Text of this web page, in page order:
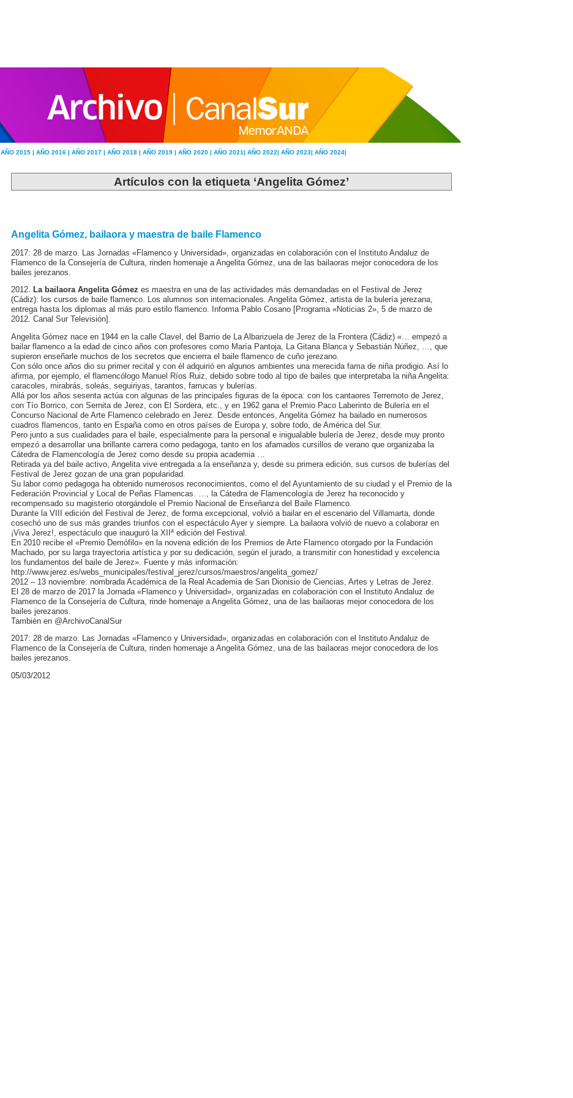
AÑO 2015 | AÑO 2016 | AÑO 2017 | AÑO 2018 | AÑO 2019 | AÑO 2020 | AÑO 2021| AÑO 2022| AÑO 2023| AÑO 2024|
Artículos con la etiqueta ‘Angelita Gómez’
Angelita Gómez, bailaora y maestra de baile Flamenco
2017: 28 de marzo. Las Jornadas «Flamenco y Universidad», organizadas en colaboración con el Instituto Andaluz de
Flamenco de la Consejería de Cultura, rinden homenaje a Angelita Gómez, una de las bailaoras mejor conocedora de los
bailes jerezanos.
2012. La bailaora Angelita Gómez es maestra en una de las actividades más demandadas en el Festival de Jerez
(Cádiz): los cursos de baile flamenco. Los alumnos son internacionales. Angelita Gómez, artista de la bulería jerezana,
entrega hasta los diplomas al más puro estilo flamenco. Informa Pablo Cosano [Programa «Noticias 2», 5 de marzo de
2012. Canal Sur Televisión].
Angelita Gómez nace en 1944 en la calle Clavel, del Barrio de La Albarizuela de Jerez de la Frontera (Cádiz) «… empezó a
bailar flamenco a la edad de cinco años con profesores como María Pantoja, La Gitana Blanca y Sebastián Núñez, …, que
supieron enseñarle muchos de los secretos que encierra el baile flamenco de cuño jerezano.
Con sólo once años dio su primer recital y con él adquirió en algunos ambientes una merecida fama de niña prodigio. Así lo
afirma, por ejemplo, el flamencólogo Manuel Ríos Ruiz, debido sobre todo al tipo de bailes que interpretaba la niña Angelita:
caracoles, mirabrás, soleás, seguiriyas, tarantos, farrucas y bulerías.
Allá por los años sesenta actúa con algunas de las principales figuras de la época: con los cantaores Terremoto de Jerez,
con Tío Borrico, con Sernita de Jerez, con El Sordera, etc., y en 1962 gana el Premio Paco Laberinto de Bulería en el
Concurso Nacional de Arte Flamenco celebrado en Jerez. Desde entonces, Angelita Gómez ha bailado en numerosos
cuadros flamencos, tanto en España como en otros países de Europa y, sobre todo, de América del Sur.
Pero junto a sus cualidades para el baile, especialmente para la personal e inigualable bulería de Jerez, desde muy pronto
empezó a desarrollar una brillante carrera como pedagoga, tanto en los afamados cursillos de verano que organizaba la
Cátedra de Flamencología de Jerez como desde su propia academia …
Retirada ya del baile activo, Angelita vive entregada a la enseñanza y, desde su primera edición, sus cursos de bulerías del
Festival de Jerez gozan de una gran popularidad.
Su labor como pedagoga ha obtenido numerosos reconocimientos, como el del Ayuntamiento de su ciudad y el Premio de la
Federación Provincial y Local de Peñas Flamencas. …, la Cátedra de Flamencología de Jerez ha reconocido y
recompensado su magisterio otorgándole el Premio Nacional de Enseñanza del Baile Flamenco.
Durante la VIII edición del Festival de Jerez, de forma excepcional, volvió a bailar en el escenario del Villamarta, donde
cosechó uno de sus más grandes triunfos con el espectáculo Ayer y siempre. La bailaora volvió de nuevo a colaborar en
¡Viva Jerez!, espectáculo que inauguró la XIIª edición del Festival.
En 2010 recibe el «Premio Demófilo» en la novena edición de los Premios de Arte Flamenco otorgado por la Fundación
Machado, por su larga trayectoria artística y por su dedicación, según el jurado, a transmitir con honestidad y excelencia
los fundamentos del baile de Jerez». Fuente y más información:
http://www.jerez.es/webs_municipales/festival_jerez/cursos/maestros/angelita_gomez/
2012 – 13 noviembre: nombrada Académica de la Real Academia de San Dionisio de Ciencias, Artes y Letras de Jerez.
El 28 de marzo de 2017 la Jornada «Flamenco y Universidad», organizadas en colaboración con el Instituto Andaluz de
Flamenco de la Consejería de Cultura, rinde homenaje a Angelita Gómez, una de las bailaoras mejor conocedora de los
bailes jerezanos.
También en @ArchivoCanalSur
2017: 28 de marzo. Las Jornadas «Flamenco y Universidad», organizadas en colaboración con el Instituto Andaluz de
Flamenco de la Consejería de Cultura, rinden homenaje a Angelita Gómez, una de las bailaoras mejor conocedora de los
bailes jerezanos.
05/03/2012